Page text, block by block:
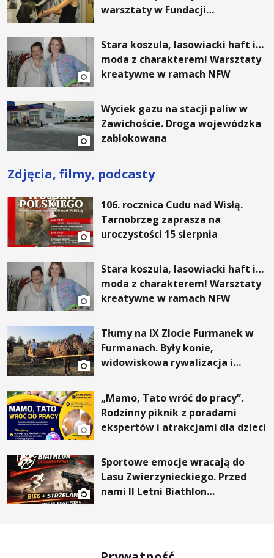
warsztaty w Fundacji
Stara koszula, lasowiacki haft i…
moda z charakterem! Warsztaty
kreatywne w ramach NFW
Wyciek gazu na stacji paliw w
Zawichoście. Droga wojewódzka
zablokowana
Zdjęcia, filmy, podcasty
106. rocznica Cudu nad Wisłą.
Tarnobrzeg zaprasza na
uroczystości 15 sierpnia
Stara koszula, lasowiacki haft i…
moda z charakterem! Warsztaty
kreatywne w ramach NFW
Tłumy na IX Zlocie Furmanek w
Furmanach. Były konie,
widowiskowa rywalizacja i
„Mamo, Tato wróć do pracy”.
Rodzinny piknik z poradami
ekspertów i atrakcjami dla dzieci
Sportowe emocje wracają do
Lasu Zwierzynieckiego. Przed
nami II Letni Biathlon